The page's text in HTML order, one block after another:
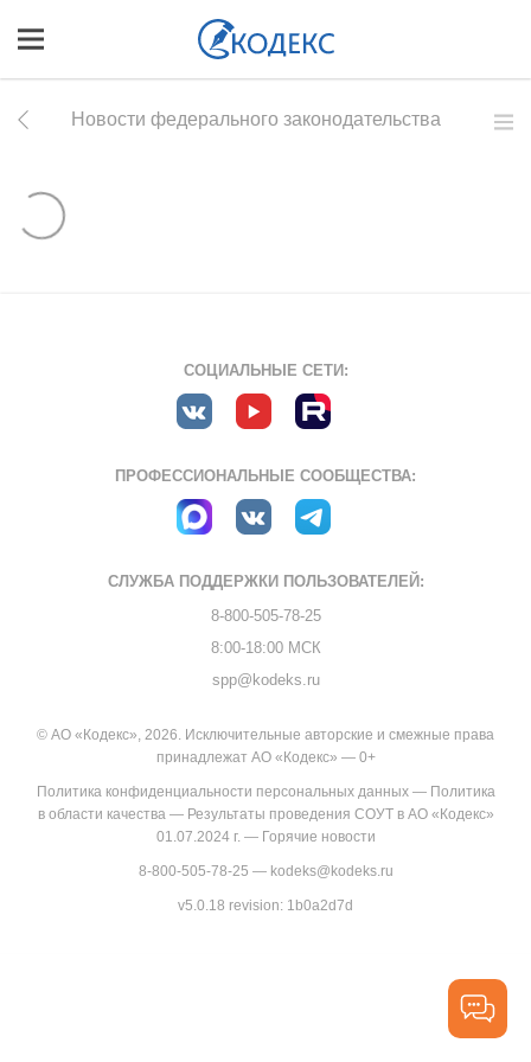
Новости федерального законодательства
СОЦИАЛЬНЫЕ СЕТИ:
ПРОФЕССИОНАЛЬНЫЕ СООБЩЕСТВА:
СЛУЖБА ПОДДЕРЖКИ ПОЛЬЗОВАТЕЛЕЙ:
8-800-505-78-25
8:00-18:00 МСК
spp@kodeks.ru
© АО «Кодекс», 2026. Исключительные авторские и смежные права
принадлежат АО «Кодекс» — 0+
Политика конфиденциальности персональных данных— Политика
в области качества— Результаты проведения СОУТ в АО «Кодекс»
01.07.2024 г.— Горячие новости
8-800-505-78-25 — kodeks@kodeks.ru
v5.0.18 revision: 1b0a2d7d